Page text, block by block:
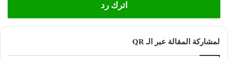
اترك رد
لمشاركة المقالة عبر الـ QR